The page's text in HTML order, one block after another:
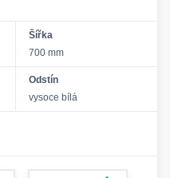
Šířka
700 mm
Odstín
vysoce bílá